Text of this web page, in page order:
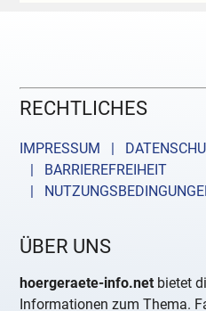
RECHTLICHES
IMPRESSUM |
| BARRIEREFREIHEIT
|
ÜBER UNS
hoergeraete-info.net bietet
Informationen zum Thema.